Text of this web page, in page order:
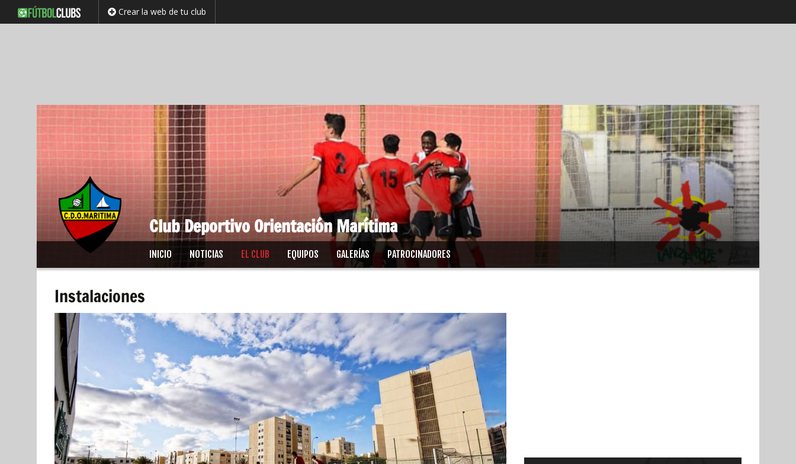
Crear la web de tu club
Club Deportivo Orientación Marítima
INICIO NOTICIAS EL CLUB EQUIPOS GALERÍAS PATROCINADORES
Instalaciones